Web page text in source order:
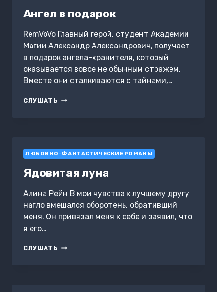
Ангел в подарок
RemVoVo Главный герой, студент Академии
Магии Александр Александрович, получает
в подарок ангела-хранителя, который
оказывается вовсе не обычным стражем.
Вместе они сталкиваются с тайнами,…
СЛУШАТЬ АНГЕЛ
ЛЮБОВНО-ФАНТАСТИЧЕСКИЕ РОМАНЫ
Ядовитая луна
Алина Рейн В мои чувства к лучшему другу
нагло вмешался оборотень, обративший
меня. Он привязал меня к себе и заявил, что
я его…
СЛУШАТЬ ЯДОВИТАЯ